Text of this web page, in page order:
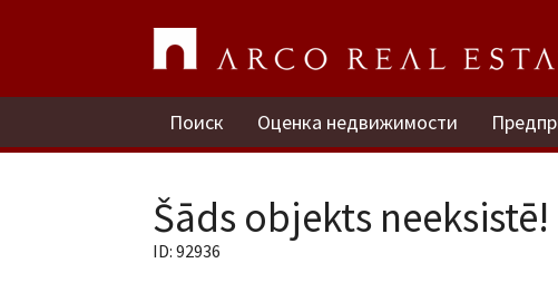
Поиск Оценка недвижимости
Šāds objekts neeksistē!
ID: 92936